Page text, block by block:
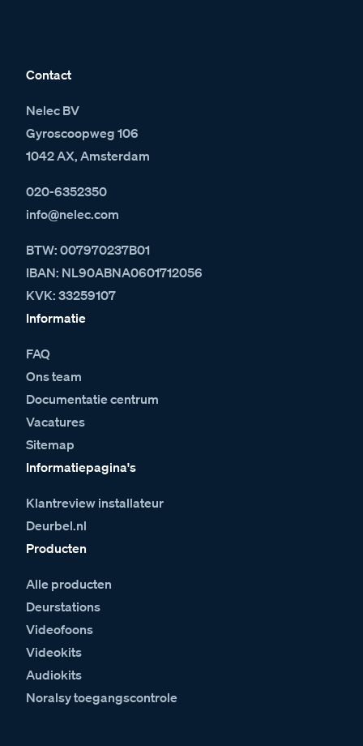
Contact
Nelec BV
Gyroscoopweg 106
1042 AX, Amsterdam
020-6352350
info@nelec.com
BTW: 007970237B01
IBAN: NL90ABNA0601712056
KVK: 33259107
Informatie
FAQ
Ons team
Documentatie centrum
Vacatures
Sitemap
Informatiepagina's
Klantreview installateur
Deurbel.nl
Producten
Alle producten
Deurstations
Videofoons
Videokits
Audiokits
Noralsy toegangscontrole